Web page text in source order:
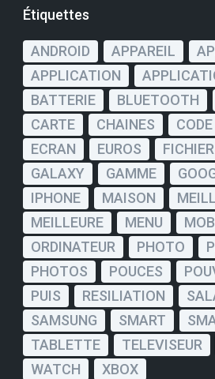
Étiquettes
ANDROID APPAREIL
APPLICATION
BATTERIE
BLUETOOTH
CARTE
CHAINES CODE
ECRAN
EUROS FICHIER
GALAXY
GAMME
IPHONE
MAISON
MEILLEURE
MENU
ORDINATEUR
PHOTO
PHOTOS
POUCES
PUIS
RESILIATION
SAMSUNG
SMART
TABLETTE
TELEVISEUR
WATCH
XBOX